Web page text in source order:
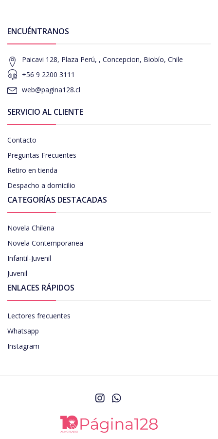
ENCUÉNTRANOS
Paicavi 128, Plaza Perú, , Concepcion, Biobío, Chile
+56 9 2200 3111
web@pagina128.cl
SERVICIO AL CLIENTE
Contacto
Preguntas Frecuentes
Retiro en tienda
Despacho a domicilio
CATEGORÍAS DESTACADAS
Novela Chilena
Novela Contemporanea
Infantil-Juvenil
Juvenil
ENLACES RÁPIDOS
Lectores frecuentes
Whatsapp
Instagram